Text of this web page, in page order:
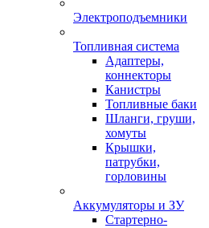
Электроподъемники
Топливная система
Адаптеры,
коннекторы
Канистры
Топливные баки
Шланги, груши,
хомуты
Крышки,
патрубки,
горловины
Аккумуляторы и ЗУ
Стартерно-